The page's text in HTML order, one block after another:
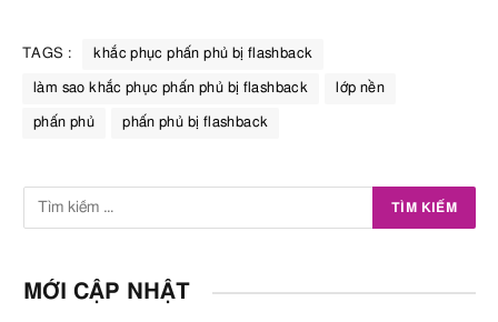
TAGS : khắc phục phấn phủ bị flashback
làm sao khắc phục phấn phủ bị flashback lớp nền
phấn phủ phấn phủ bị flashback
MỚI CẬP NHẬT